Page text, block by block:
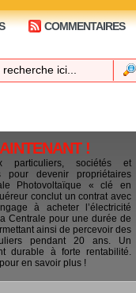
COMMENTAIRES
!
particuliers, sociétés et
pour devenir propriétaires
Photovoltaïque « clé en
conclut un contrat avec
à acheter l’électricité
Centrale pour une durée de
ainsi de percevoir des
pendant 20 ans. Un
durable à forte rentabilité.
en savoir plus !